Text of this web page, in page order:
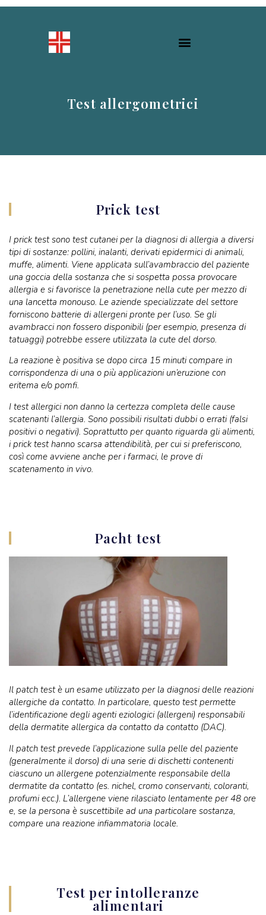
Test allergometrici​
Prick test
I prick test sono test cutanei per la diagnosi di allergia a diversi
tipi di sostanze: pollini, inalanti, derivati epidermici di animali,
muffe, alimenti. Viene applicata sull’avambraccio del paziente
una goccia della sostanza che si sospetta possa provocare
allergia e si favorisce la penetrazione nella cute per mezzo di
una lancetta monouso. Le aziende specializzate del settore
forniscono batterie di allergeni pronte per l’uso. Se gli
avambracci non fossero disponibili (per esempio, presenza di
tatuaggi) potrebbe essere utilizzata la cute del dorso.
La reazione è positiva se dopo circa 15 minuti compare in
corrispondenza di una o più applicazioni un’eruzione con
eritema e/o pomfi.
I test allergici non danno la certezza completa delle cause
scatenanti l’allergia. Sono possibili risultati dubbi o errati (falsi
positivi o negativi). Soprattutto per quanto riguarda gli alimenti,
i prick test hanno scarsa attendibilità, per cui si preferiscono,
così come avviene anche per i farmaci, le prove di
scatenamento in vivo.
Pacht test
Il patch test è un esame utilizzato per la diagnosi delle reazioni
allergiche da contatto. In particolare, questo test permette
l’identificazione degli agenti eziologici (allergeni) responsabili
della dermatite allergica da contatto da contatto (DAC).
Il patch test prevede l’applicazione sulla pelle del paziente
(generalmente il dorso) di una serie di dischetti contenenti
ciascuno un allergene potenzialmente responsabile della
dermatite da contatto (es. nichel, cromo conservanti, coloranti,
profumi ecc.). L’allergene viene rilasciato lentamente per 48 ore
e, se la persona è suscettibile ad una particolare sostanza,
compare una reazione infiammatoria locale.
Test per intolleranze
alimentari